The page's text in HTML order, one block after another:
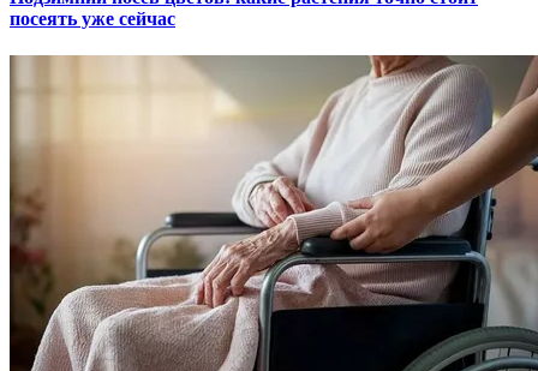
посеять уже сейчас